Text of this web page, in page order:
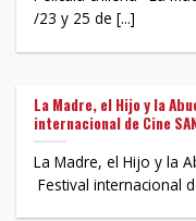
/23 y 25 de [...]
La Madre, el Hijo y la
internacional de Cine
La Madre, el Hijo y la
Festival internacional